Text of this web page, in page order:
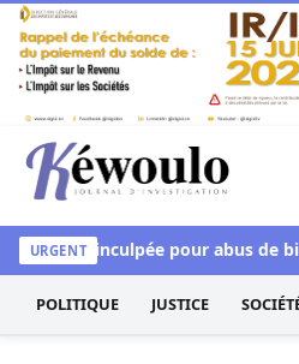
Aller au contenu
Kéwoulo, le premier site
URGENTinculpée pour abus de
POLITIQUE JUSTICE